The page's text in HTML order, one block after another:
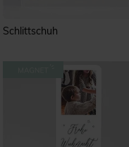
Schlittschuh